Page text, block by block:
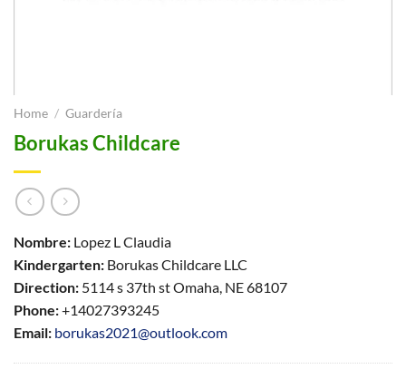
Home / Guardería
Borukas Childcare
Nombre: Lopez L Claudia
Kindergarten: Borukas Childcare LLC
Direction: 5114 s 37th st Omaha, NE 68107
Phone:+14027393245
Email: borukas2021@outlook.com